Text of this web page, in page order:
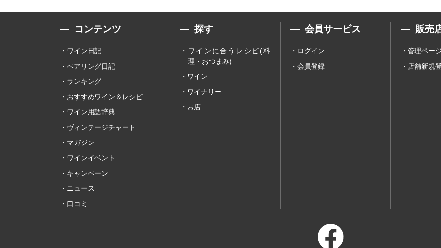
コンテンツ
ワイン日記
ペアリング日記
ランキング
おすすめワイン＆レシピ
ワイン用語辞典
ヴィンテージチャート
マガジン
ワインイベント
キャンペーン
ニュース
口コミ
探す
ワインに合うレシピ(料
理・おつまみ)
ワイン
ワイナリー
お店
会員サービス
ログイン
会員登録
販売
管理ペー
店舗新規